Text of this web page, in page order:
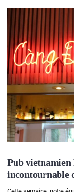
Pub vietnamien
incontournable